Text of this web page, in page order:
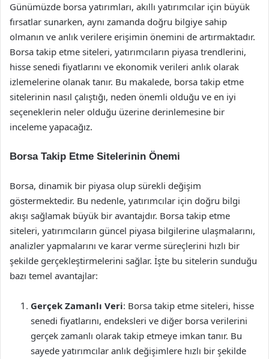
Günümüzde borsa yatırımları, akıllı yatırımcılar için büyük
fırsatlar sunarken, aynı zamanda doğru bilgiye sahip
olmanın ve anlık verilere erişimin önemini de artırmaktadır.
Borsa takip etme siteleri, yatırımcıların piyasa trendlerini,
hisse senedi fiyatlarını ve ekonomik verileri anlık olarak
izlemelerine olanak tanır. Bu makalede, borsa takip etme
sitelerinin nasıl çalıştığı, neden önemli olduğu ve en iyi
seçeneklerin neler olduğu üzerine derinlemesine bir
inceleme yapacağız.
Borsa Takip Etme Sitelerinin Önemi
Borsa, dinamik bir piyasa olup sürekli değişim
göstermektedir. Bu nedenle, yatırımcılar için doğru bilgi
akışı sağlamak büyük bir avantajdır. Borsa takip etme
siteleri, yatırımcıların güncel piyasa bilgilerine ulaşmalarını,
analizler yapmalarını ve karar verme süreçlerini hızlı bir
şekilde gerçekleştirmelerini sağlar. İşte bu sitelerin sunduğu
bazı temel avantajlar:
Gerçek Zamanlı Veri: Borsa takip etme siteleri, hisse
senedi fiyatlarını, endeksleri ve diğer borsa verilerini
gerçek zamanlı olarak takip etmeye imkan tanır. Bu
sayede yatırımcılar anlık değişimlere hızlı bir şekilde